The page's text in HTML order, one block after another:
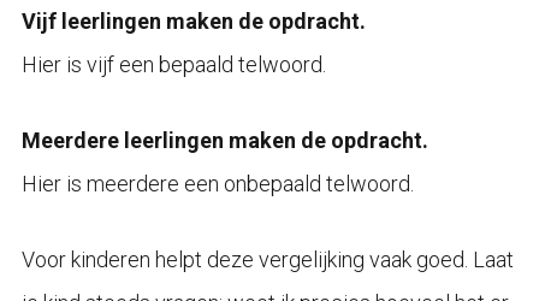
Vijf leerlingen maken de opdracht.
Hier is vijf een bepaald telwoord.
Meerdere leerlingen maken de opdracht.
Hier is meerdere een onbepaald telwoord.
Voor kinderen helpt deze vergelijking vaak goed. Laat